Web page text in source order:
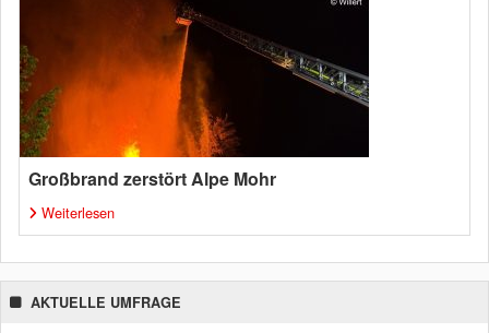
Großbrand zerstört Alpe Mohr
Weiterlesen
AKTUELLE UMFRAGE